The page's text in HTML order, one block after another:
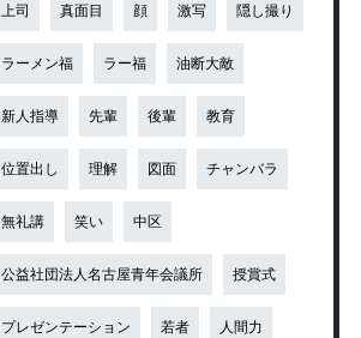
上司 真面目 顔 激写 隠し撮り
ラーメン福 ラー福 油断大敵
新人指導 先輩 後輩 教育
位置出し 理解 図面 チャンバラ
無礼講 笑い 中区
公益社団法人名古屋青年会議所 授賞式
プレゼンテーション 若者 人間力